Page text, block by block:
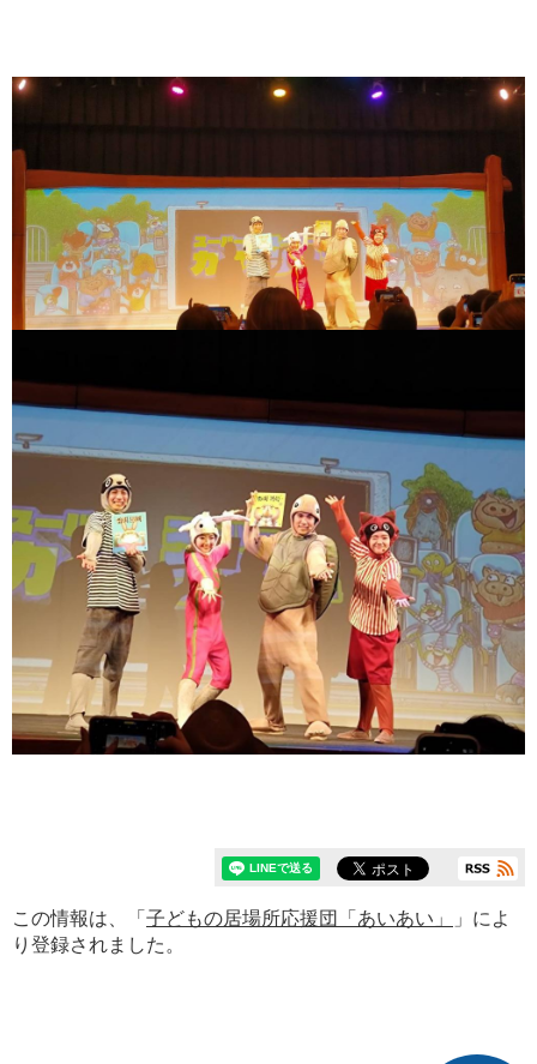
この情報は、「 子どもの居場所応援団「あいあい」
」によ
り登録されました。